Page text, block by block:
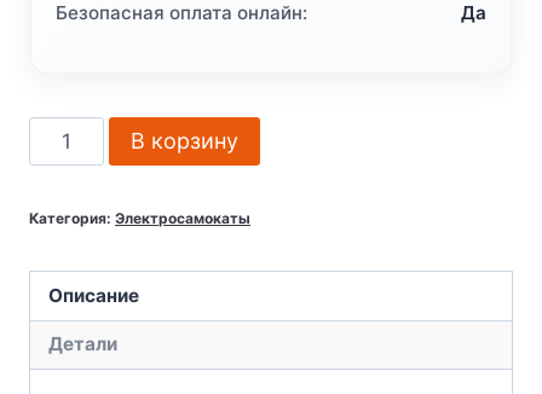
Безопасная оплата онлайн: Да
Количество
товара
Ninebot
C2
Pro
В корзину
Категория: Электросамокаты
Описание
Детали